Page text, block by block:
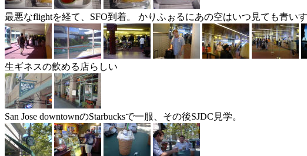
最悪なflightを経て、SFO到着。 かりふぉるにあの空はいつ見ても青い
生ギネスの飲める店らしい
San Jose downtownのStarbucksで一服、その後SJDC見学。